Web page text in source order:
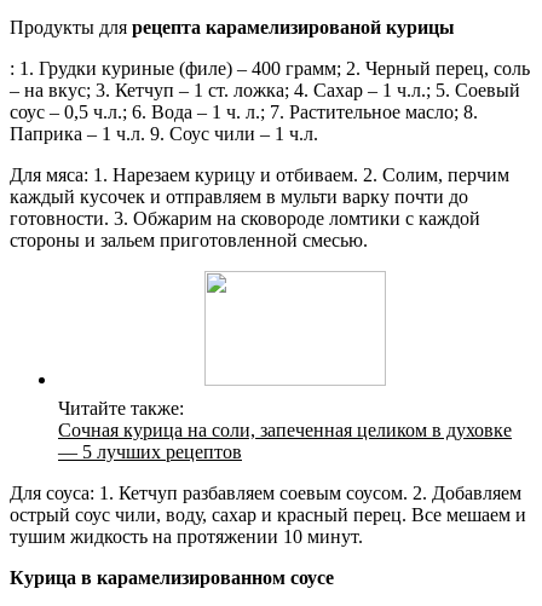
Продукты для рецепта карамелизированой курицы
: 1. Грудки куриные (филе) – 400 грамм; 2. Черный перец, соль
– на вкус; 3. Кетчуп – 1 ст. ложка; 4. Сахар – 1 ч.л.; 5. Соевый
соус – 0,5 ч.л.; 6. Вода – 1 ч. л.; 7. Растительное масло; 8.
Паприка – 1 ч.л. 9. Соус чили – 1 ч.л.
Для мяса: 1. Нарезаем курицу и отбиваем. 2. Солим, перчим
каждый кусочек и отправляем в мульти варку почти до
готовности. 3. Обжарим на сковороде ломтики с каждой
стороны и зальем приготовленной смесью.
Читайте также:
Сочная курица на соли, запеченная целиком в духовке
— 5 лучших рецептов
Для соуса: 1. Кетчуп разбавляем соевым соусом. 2. Добавляем
острый соус чили, воду, сахар и красный перец. Все мешаем и
тушим жидкость на протяжении 10 минут.
Курица в карамелизированном соусе